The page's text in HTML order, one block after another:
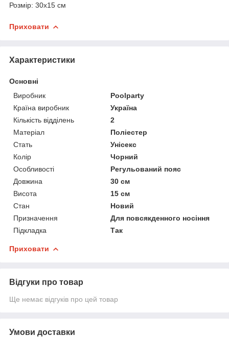
Розмір: 30х15 см
Приховати
Характеристики
Основні
Виробник
Poolparty
Країна виробник
Україна
Кількість відділень
2
Матеріал
Поліестер
Стать
Унісекс
Колір
Чорний
Особливості
Регульований пояс
Довжина
30 см
Висота
15 см
Стан
Новий
Призначення
Для повсякденного носіння
Підкладка
Так
Приховати
Відгуки про товар
Ще немає відгуків про цей товар
Умови доставки